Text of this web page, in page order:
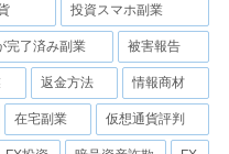
投資スマホ副業
完了済み副業 被害報告
返金方法 情報商材
在宅副業 仮想通貨評判